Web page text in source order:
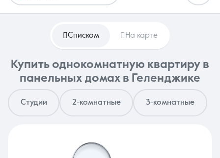
Избранное
0 объявлений
О компании
Списком На карте
Купить однокомнатную квартиру в
панельных домах в Геленджике
Студии 2-комнатные 3-комнатные